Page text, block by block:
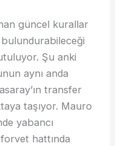
güncel kurallar
bulundurabileceği
Şu anki
aynı anda
transfer
taşıyor. Mauro
yabancı
forvet hattında